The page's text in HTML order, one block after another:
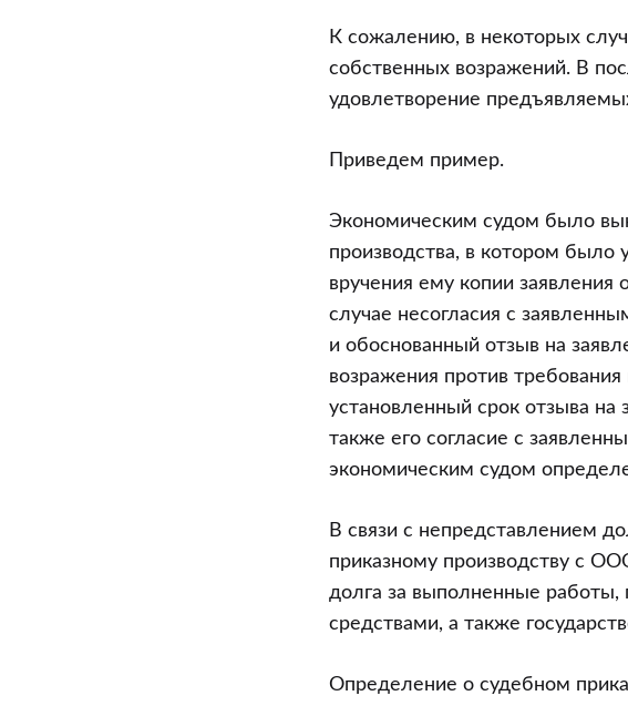
К сожалению, в некоторых
собственных возражений. В
удовлетворение
Приведем пример.
Экономическим судом было
производства, в котором было
вручения ему копии заявления
случае несогласия с
и обоснованный отзыв на
возражения против
установленный срок отзыва на
также его согласие с
экономическим судом
В связи с непредставлением
приказному производству с
долга за выполненные
средствами, а также
Определение о судебном